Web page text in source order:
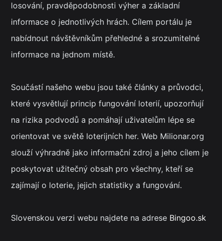
losování, pravděpodobnosti výher a základní
informace o jednotlivých hrách. Cílem portálu je
nabídnout návštěvníkům přehledné a srozumitelné
informace na jednom místě.
Součástí našeho webu jsou také články a průvodci,
které vysvětlují princip fungování loterií, upozorňují
na rizika podvodů a pomáhají uživatelům lépe se
orientovat ve světě loterijních her. Web Milionar.org
slouží výhradně jako informační zdroj a jeho cílem je
poskytovat užitečný obsah pro všechny, kteří se
zajímají o loterie, jejich statistiky a fungování.
Slovenskou verzi webu najdete na adrese Bingoo.sk